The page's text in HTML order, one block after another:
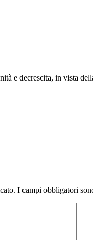
e decrescita, in vista
I campi obbligatori